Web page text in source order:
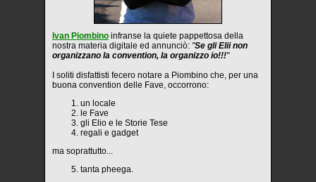
Ivan Piombino infranse la quiete pappettosa della
nostra materia digitale ed annunciò: "Se gli Elii non
organizzano la convention, la organizzo io!!!"
I soliti disfattisti fecero notare a Piombino che, per una
buona convention delle Fave, occorrono:
un locale
le Fave
gli Elio e le Storie Tese
regali e gadget
ma soprattutto...
tanta pheega.